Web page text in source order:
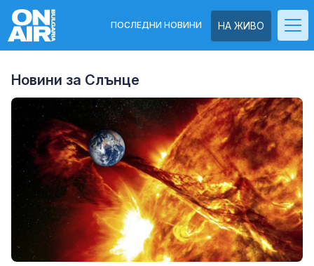
НА ЖИВО
ПОСЛЕДНИ НОВИНИ
Новини за Слънце